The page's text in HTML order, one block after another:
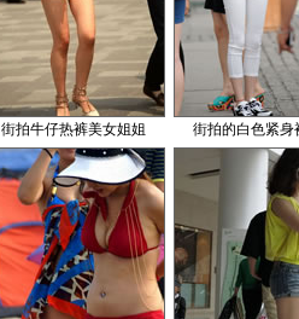
街拍牛仔热裤美女姐姐 街拍的白色紧身